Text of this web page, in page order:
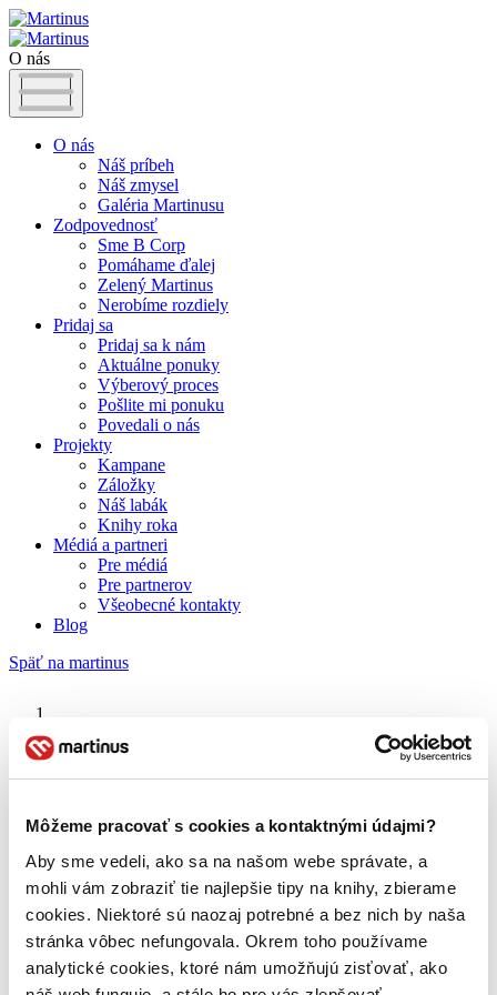
Môžeme pracovať s cookies a kontaktnými údajmi?
Aby sme vedeli, ako sa na našom webe správate, a
mohli vám zobraziť tie najlepšie tipy na knihy, zbierame
cookies. Niektoré sú naozaj potrebné a bez nich by naša
stránka vôbec nefungovala. Okrem toho používame
analytické cookies, ktoré nám umožňujú zisťovať, ako
O nás
O nás
Náš príbeh
Náš zmysel
Galéria Martinusu
Zodpovednosť
Sme B Corp
Pomáhame ďalej
Zelený Martinus
Nerobíme rozdiely
Pridaj sa
Pridaj sa k nám
Aktuálne ponuky
Výberový proces
Pošlite mi ponuku
Povedali o nás
Projekty
Kampane
Záložky
Náš labák
Knihy roka
Médiá a partneri
Pre médiá
Pre partnerov
Všeobecné kontakty
Blog
Späť na martinus
Zdeněk K. Slabý
O nás
Náš príbeh
Galéria Martinusu
Zodpovednosť
Sme B Corp